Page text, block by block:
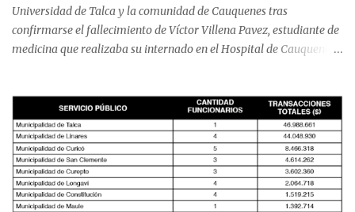
Universidad de Talca y la comunidad de Cauquenes tras
confirmarse el fallecimiento de Víctor Villena Pavez, estudiante de
medicina que realizaba su internado en el Hospital de Cauquenes.
malestares físicos. Dada la complejidad de su estado de salud, el
equipo médico determinó su traslado de urgencia al Hospital
Regional de Talca y dado la urgencia la ambulancia partió hacia
Talca con escolta de Carabineros. En medio del traslado, el
estudiante de medicina de 25 años, se agravó y pese a los esfuerzos
del personal de emergencia terminó falleciendo, sin alcanzar a